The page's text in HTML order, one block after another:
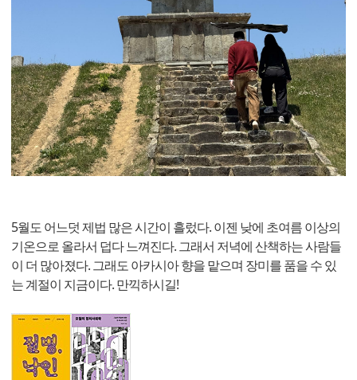
5월도 어느덧 제법 많은 시간이 흘렀다. 이젠 낮에 초여름 이상의
기온으로 올라서 덥다 느껴진다. 그래서 저녁에 산책하는 사람들
이 더 많아졌다. 그래도 아카시아 향을 맡으며 장미를 품을 수 있
는 계절이 지금이다. 만끽하시길!